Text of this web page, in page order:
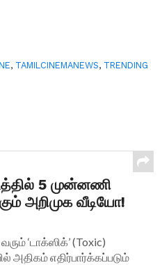
, TAMILCINEMANEWS, TRENDING
5 முன்னணி
அறிமுக வீடியோ!
‘டாக்ஸிக்’ (Toxic)
அதிகம் எதிர்பார்க்கப்படும்